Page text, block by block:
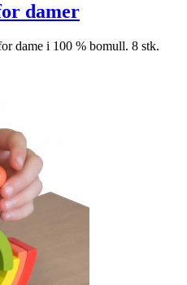
damer
dame i 100 % bomull. 8 stk.